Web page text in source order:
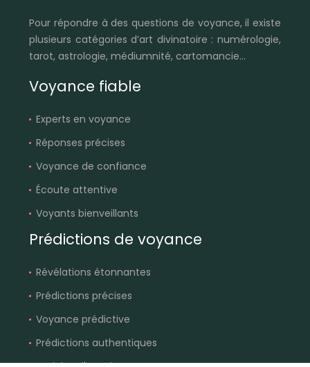
Pour répondre à des questions de voyance, il existe
plusieurs catégories d’art divinatoire : numérologie,
tarot, astrologie, médiumnité, cartomancie…
Voyance fiable
Experts en voyance
Réponses précises
Voyance de confiance
Écoute attentive
Voyants bienveillants
Prédictions de voyance
Révélations étonnantes
Prédictions précises
Voyance prédictive
Prédictions authentiques